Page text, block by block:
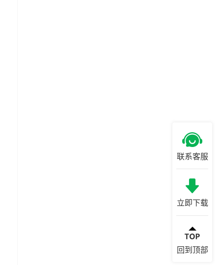
联系客服
立即下载
回到顶部